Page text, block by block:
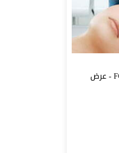
تقشير كريستال / كولاج / FC - عرض